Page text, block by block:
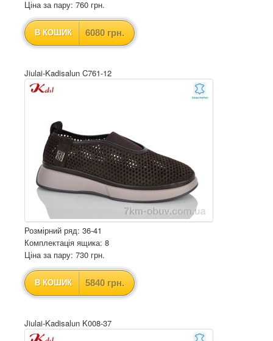
Ціна за пару: 760 грн.
В КОШИК 6080 грн.
Jiulai-Kadisalun C761-12
Розмірний ряд: 36-41
Комплектація ящика: 8
Ціна за пару: 730 грн.
В КОШИК 5840 грн.
Jiulai-Kadisalun K008-37